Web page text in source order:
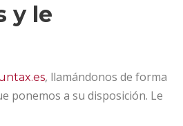
y le
, llamándonos de forma
ponemos a su disposición. Le